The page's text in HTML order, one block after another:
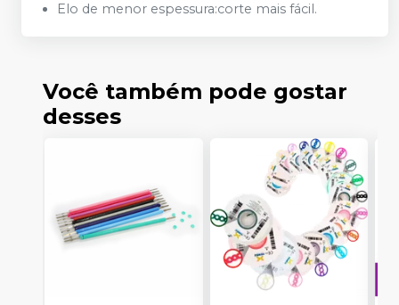
Elo de menor espessura:corte mais fácil.
Você também pode gostar
desses